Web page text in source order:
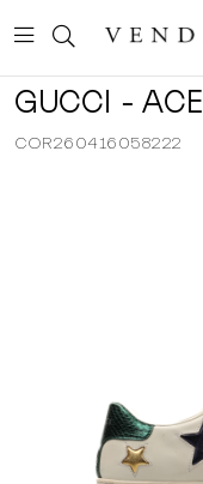
GUCCI - ACE
COR260416058222